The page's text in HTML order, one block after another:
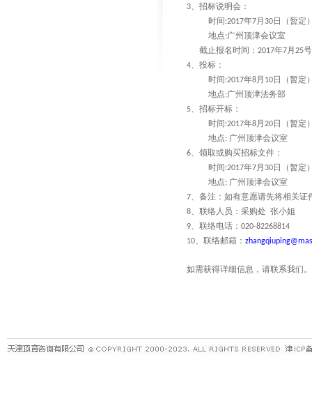
3、招标说明会：
时间 :2017年7月 30日（暂定
地点:广州顶津会议室
截止报名时间： 2017年7月 25号
4、投标：
时间 :2017年8月 10日（暂定
地点:广州顶津法务部
5、招标开标：
时间 :2017年8月 20日（暂定
地点: 广州顶津会议室
6、领取或购买招标文件：
时间 :2017年7月 30日（暂定
地点: 广州顶津会议室
7、备注：如有意愿请先将相关证
8、联络人员：采购处 张小姐
9、联络电话： 020-82268814
10、联络邮箱：
如需获得详细信息，请联系我们。